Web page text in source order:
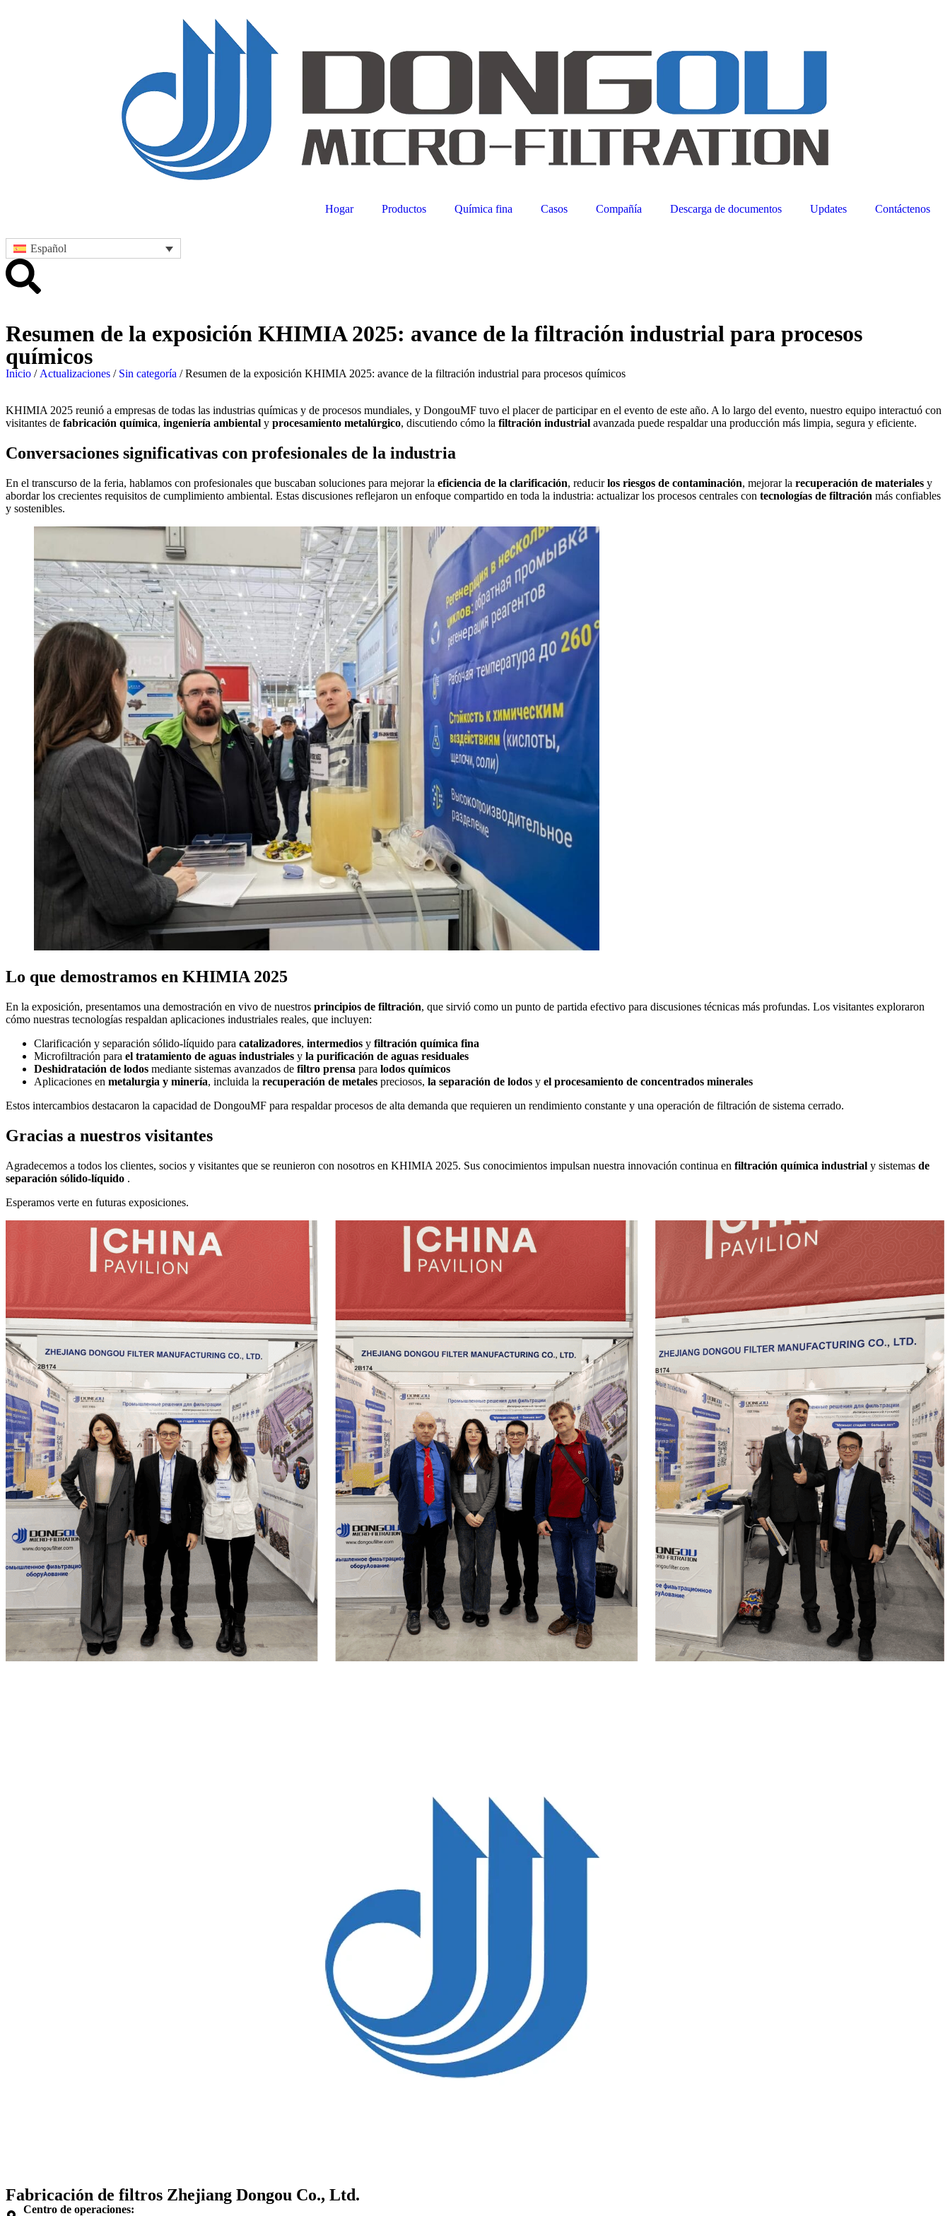
Hogar Productos Química fina Casos Compañía Descarga de documentos Updates Contáctenos
Español
Resumen de la exposición KHIMIA 2025: avance de la filtración industrial para procesos
químicos
Inicio / Actualizaciones / Sin categoría / Resumen de la exposición KHIMIA 2025: avance de la filtración industrial para procesos químicos
KHIMIA 2025 reunió a empresas de todas las industrias químicas y de procesos mundiales, y DongouMF tuvo el placer de participar en el evento de este año. A lo largo del evento, nuestro equipo interactuó con
visitantes de fabricación química, ingeniería ambiental y procesamiento metalúrgico, discutiendo cómo la filtración industrial avanzada puede respaldar una producción más limpia, segura y eficiente.
Conversaciones significativas con profesionales de la industria
En el transcurso de la feria, hablamos con profesionales que buscaban soluciones para mejorar la eficiencia de la clarificación, reducirlos riesgos de contaminación, mejorar la recuperación de materiales y
abordar los crecientes requisitos de cumplimiento ambiental. Estas discusiones reflejaron un enfoque compartido en toda la industria: actualizar los procesos centrales con tecnologías de filtración más confiables
y sostenibles.
Lo que demostramos en KHIMIA 2025
En la exposición, presentamos una demostración en vivo de nuestros principios de filtración, que sirvió como un punto de partida efectivo para discusiones técnicas más profundas. Los visitantes exploraron
cómo nuestras tecnologías respaldan aplicaciones industriales reales, que incluyen:
Clarificación y separación sólido-líquido para catalizadores, intermedios y filtración química fina
Microfiltración para el tratamiento de aguas industriales y la purificación de aguas residuales
Deshidratación de lodos mediante sistemas avanzados de filtro prensa para lodos químicos
Aplicaciones en metalurgia y minería, incluida la recuperación de metales preciosos, la separación de lodos y el procesamiento de concentrados minerales
Estos intercambios destacaron la capacidad de DongouMF para respaldar procesos de alta demanda que requieren un rendimiento constante y una operación de filtración de sistema cerrado.
Gracias a nuestros visitantes
Agradecemos a todos los clientes, socios y visitantes que se reunieron con nosotros en KHIMIA 2025. Sus conocimientos impulsan nuestra innovación continua en filtración química industrial y sistemas de
separación sólido-líquido .
Esperamos verte en futuras exposiciones.
Fabricación de filtros Zhejiang Dongou Co., Ltd.
Centro de operaciones: